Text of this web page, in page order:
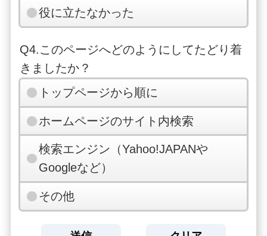
役に立たなかった
Q4.このページへどのようにしてたどり着
きましたか？
トップページから順に
ホームページのサイト内検索
検索エンジン（Yahoo!JAPANや
Googleなど）
その他